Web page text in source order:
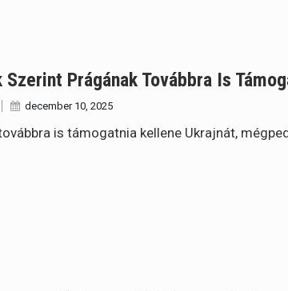
Szerint Prágának Továbbra Is
december 10, 2025
is támogatnia kellene Ukrajnát,